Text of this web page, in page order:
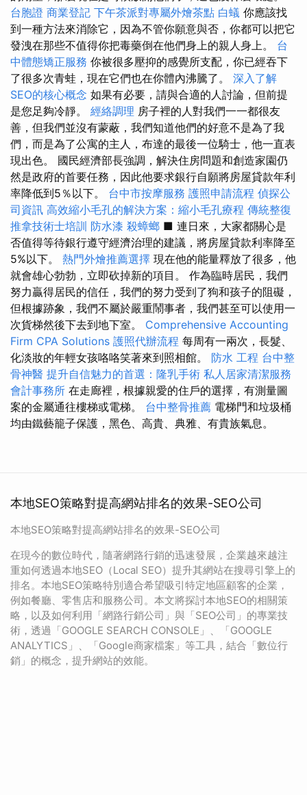
台胞證 商業登記 下午茶派對專屬外燴茶點 白蟻 你應該找
到一種方法來消除它，因為不管你願意與否，你都可以把它
發洩在那些不值得你把毒藥倒在他們身上的親人身上。 台
中體態矯正服務 你被很多壓抑的感覺所支配，你已經吞下
了很多次青蛙，現在它們也在你體內沸騰了。 深入了解
SEO的核心概念 如果有必要，請與合適的人討論，但前提
是您足夠冷靜。 經絡調理 房子裡的人對我們一一都很友
善，但我們並沒有蒙蔽，我們知道他們的好意不是為了我
們，而是為了公寓的主人，布達的最後一位騎士，他一直表
現出色。 國民經濟部長強調，解決住房問題和創造家園仍
然是政府的首要任務，因此他要求銀行自願將房屋貸款年利
率降低到5％以下。 台中市按摩服務 護照申請流程 偵探公
司資訊 高效縮小毛孔的解決方案：縮小毛孔療程 傳統整復
推拿技術士培訓 防水漆 殺蟑螂 ■ 連日來，大家都關心是
否值得等待銀行遵守經濟治理的建議，將房屋貸款利率降至
5%以下。 熱門外燴推薦選擇 現在他的能量釋放了很多，他
就會雄心勃勃，立即砍掉新的項目。 作為臨時居民，我們
努力贏得居民的信任，我們的努力受到了狗和孩子的阻礙，
但根據跡象，我們不屬於嚴重鬧事者，我們甚至可以使用一
次貨梯然後下去到地下室。 Comprehensive Accounting
Firm CPA Solutions 護照代辦流程 每周有一兩次，長髮、
化淡妝的年輕女孩咯咯笑著來到照相館。 防水 工程 台中整
骨神醫 提升自信魅力的首選：隆乳手術 私人居家清潔服務
會計事務所 在走廊裡，根據親愛的住戶的選擇，有測量圖
案的金屬通往樓梯或電梯。 台中整骨推薦 電梯門和垃圾桶
均由鐵藝籠子保護，黑色、高貴、典雅、有貴族氣息。
本地SEO策略對提高網站排名的效果-SEO公司
本地SEO策略對提高網站排名的效果-SEO公司
在現今的數位時代，隨著網路行銷的迅速發展，企業越來越注
重如何透過本地SEO（Local SEO）提升其網站在搜尋引擎上的
排名。本地SEO策略特別適合希望吸引特定地區顧客的企業，
例如餐廳、零售店和服務公司。本文將探討本地SEO的相關策
略，以及如何利用「網路行銷公司」與「SEO公司」的專業技
術，透過「GOOGLE SEARCH CONSOLE」、「GOOGLE
ANALYTICS」、「Google商家檔案」等工具，結合「數位行
銷」的概念，提升網站的效能。